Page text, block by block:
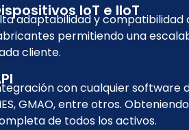
IoT e IIoT
adaptabilidad y compatibilidad
permitiendo una
cliente.
con cualquier software
GMAO, entre otros.
de todos los activos.